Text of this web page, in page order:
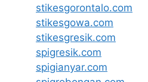
stikesgorontalo.com
stikesgowa.com
stikesgresik.com
spigresik.com
spigianyar.com